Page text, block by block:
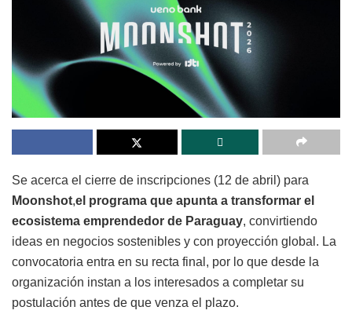
Se acerca el cierre de inscripciones (12 de abril) para
Moonshot,el programa que apunta a transformar el
ecosistema emprendedor de Paraguay, convirtiendo
ideas en negocios sostenibles y con proyección global. La
convocatoria entra en su recta final, por lo que desde la
organización instan a los interesados a completar su
postulación antes de que venza el plazo.